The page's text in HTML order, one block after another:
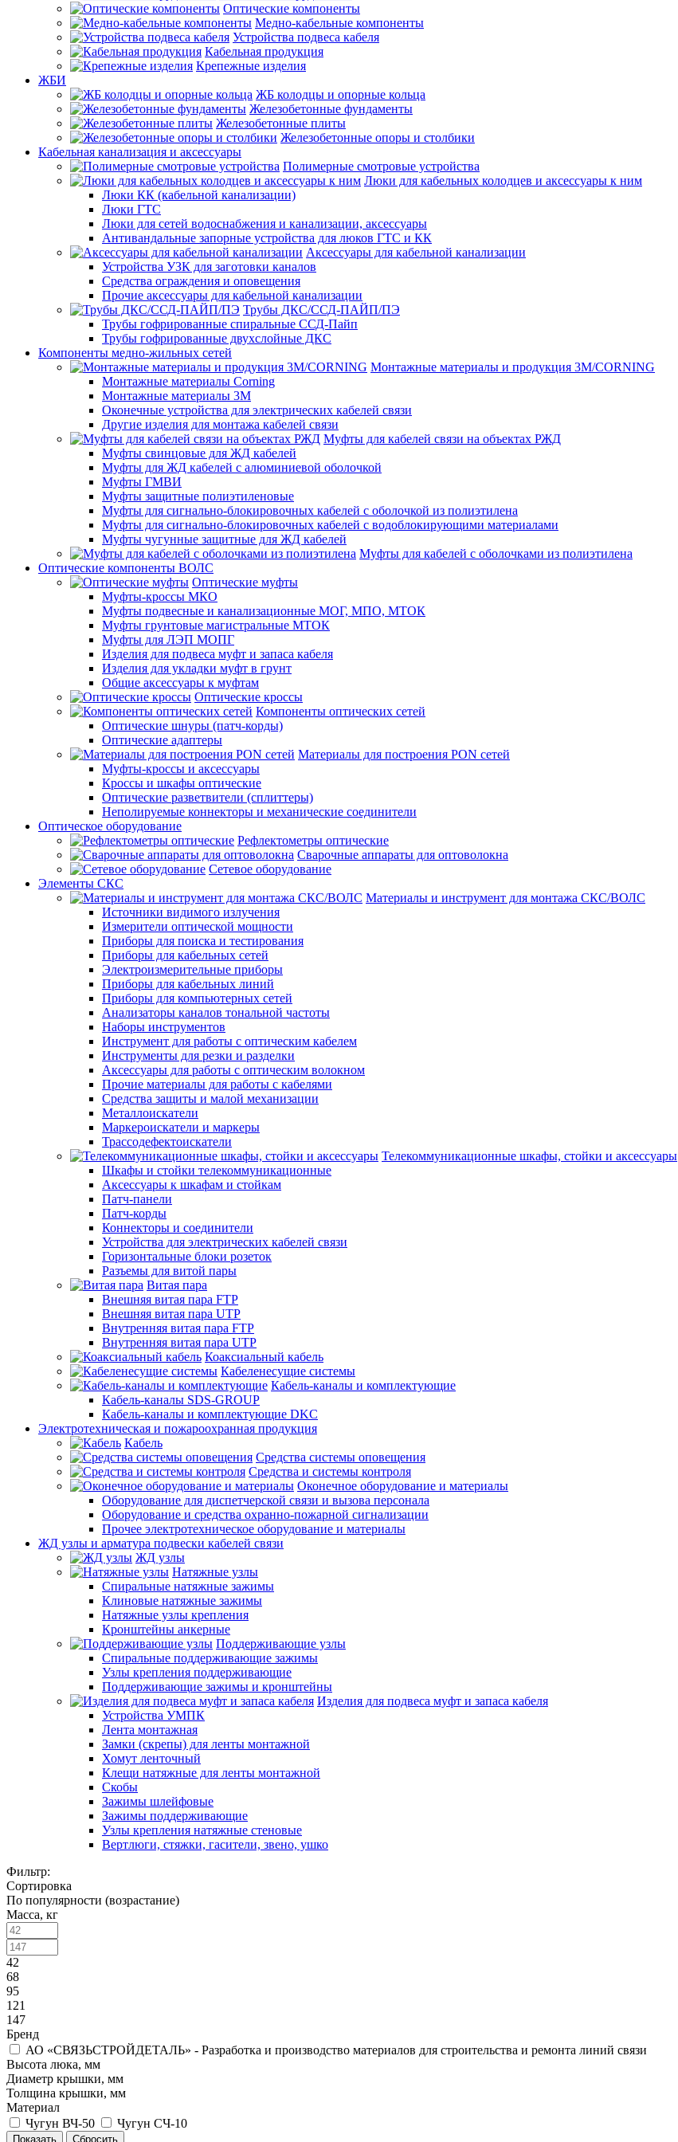
Оптические компоненты
Медно-кабельные компоненты
Устройства подвеса кабеля
Кабельная продукция
Крепежные изделия
ЖБИ
ЖБ колодцы и опорные кольца
Железобетонные фундаменты
Железобетонные плиты
Железобетонные опоры и столбики
Кабельная канализация и аксессуары
Полимерные смотровые устройства
Люки для кабельных колодцев и аксессуары к ним
Люки КК (кабельной канализации)
Люки ГТС
Люки для сетей водоснабжения и канализации, аксессуары
Антивандальные запорные устройства для люков ГТС и КК
Аксессуары для кабельной канализации
Устройства УЗК для заготовки каналов
Средства ограждения и оповещения
Прочие аксессуары для кабельной канализации
Трубы ДКС/ССД-ПАЙП/ПЭ
Трубы гофрированные спиральные ССД-Пайп
Трубы гофрированные двухслойные ДКС
Компоненты медно-жильных сетей
Монтажные материалы и продукция 3M/CORNING
Монтажные материалы Corning
Монтажные материалы 3M
Оконечные устройства для электрических кабелей связи
Другие изделия для монтажа кабелей связи
Муфты для кабелей связи на объектах РЖД
Муфты свинцовые для ЖД кабелей
Муфты для ЖД кабелей с алюминиевой оболочкой
Муфты ГМВИ
Муфты защитные полиэтиленовые
Муфты для сигнально-блокировочных кабелей с оболочкой из полиэтилена
Муфты для сигнально-блокировочных кабелей с водоблокирующими материалами
Муфты чугунные защитные для ЖД кабелей
Муфты для кабелей с оболочками из полиэтилена
Оптические компоненты ВОЛС
Оптические муфты
Муфты-кроссы МКО
Муфты подвесные и канализационные МОГ, МПО, МТОК
Муфты грунтовые магистральные МТОК
Муфты для ЛЭП МОПГ
Изделия для подвеса муфт и запаса кабеля
Изделия для укладки муфт в грунт
Общие аксессуары к муфтам
Оптические кроссы
Компоненты оптических сетей
Оптические шнуры (патч-корды)
Оптические адаптеры
Материалы для построения PON сетей
Муфты-кроссы и аксессуары
Кроссы и шкафы оптические
Оптические разветвители (сплиттеры)
Неполируемые коннекторы и механические соединители
Оптическое оборудование
Рефлектометры оптические
Сварочные аппараты для оптоволокна
Сетевое оборудование
Элементы СКС
Материалы и инструмент для монтажа СКС/ВОЛС
Источники видимого излучения
Измерители оптической мощности
Приборы для поиска и тестирования
Приборы для кабельных сетей
Электроизмерительные приборы
Приборы для кабельных линий
Приборы для компьютерных сетей
Анализаторы каналов тональной частоты
Наборы инструментов
Инструмент для работы с оптическим кабелем
Инструменты для резки и разделки
Аксессуары для работы с оптическим волокном
Прочие материалы для работы с кабелями
Средства защиты и малой механизации
Металлоискатели
Маркероискатели и маркеры
Трассодефектоискатели
Телекоммуникационные шкафы, стойки и аксессуары
Шкафы и стойки телекоммуникационные
Аксессуары к шкафам и стойкам
Патч-панели
Патч-корды
Коннекторы и соединители
Устройства для электрических кабелей связи
Горизонтальные блоки розеток
Разъемы для витой пары
Витая пара
Внешняя витая пара FTP
Внешняя витая пара UTP
Внутренняя витая пара FTP
Внутренняя витая пара UTP
Коаксиальный кабель
Кабеленесущие системы
Кабель-каналы и комплектующие
Кабель-каналы SDS-GROUP
Кабель-каналы и комплектующие DKC
Электротехническая и пожароохранная продукция
Кабель
Средства системы оповещения
Средства и системы контроля
Оконечное оборудование и материалы
Оборудование для диспетчерской связи и вызова персонала
Оборудование и средства охранно-пожарной сигнализации
Прочее электротехническое оборудование и материалы
ЖД узлы и арматура подвески кабелей связи
ЖД узлы
Натяжные узлы
Спиральные натяжные зажимы
Клиновые натяжные зажимы
Натяжные узлы крепления
Кронштейны анкерные
Поддерживающие узлы
Спиральные поддерживающие зажимы
Узлы крепления поддерживающие
Поддерживающие зажимы и кронштейны
Изделия для подвеса муфт и запаса кабеля
Устройства УМПК
Лента монтажная
Замки (скрепы) для ленты монтажной
Хомут ленточный
Клещи натяжные для ленты монтажной
Скобы
Зажимы шлейфовые
Зажимы поддерживающие
Узлы крепления натяжные стеновые
Вертлюги, стяжки, гасители, звено, ушко
Фильтр:
Сортировка
По популярности (возрастание)
Масса, кг
42
68
95
121
147
Бренд
АО «СВЯЗЬСТРОЙДЕТАЛЬ» - Разработка и производство материалов для строительства и ремонта линий связи
Высота люка, мм
Диаметр крышки, мм
Толщина крышки, мм
Материал
Чугун ВЧ-50
Чугун СЧ-10
Показать Сбросить